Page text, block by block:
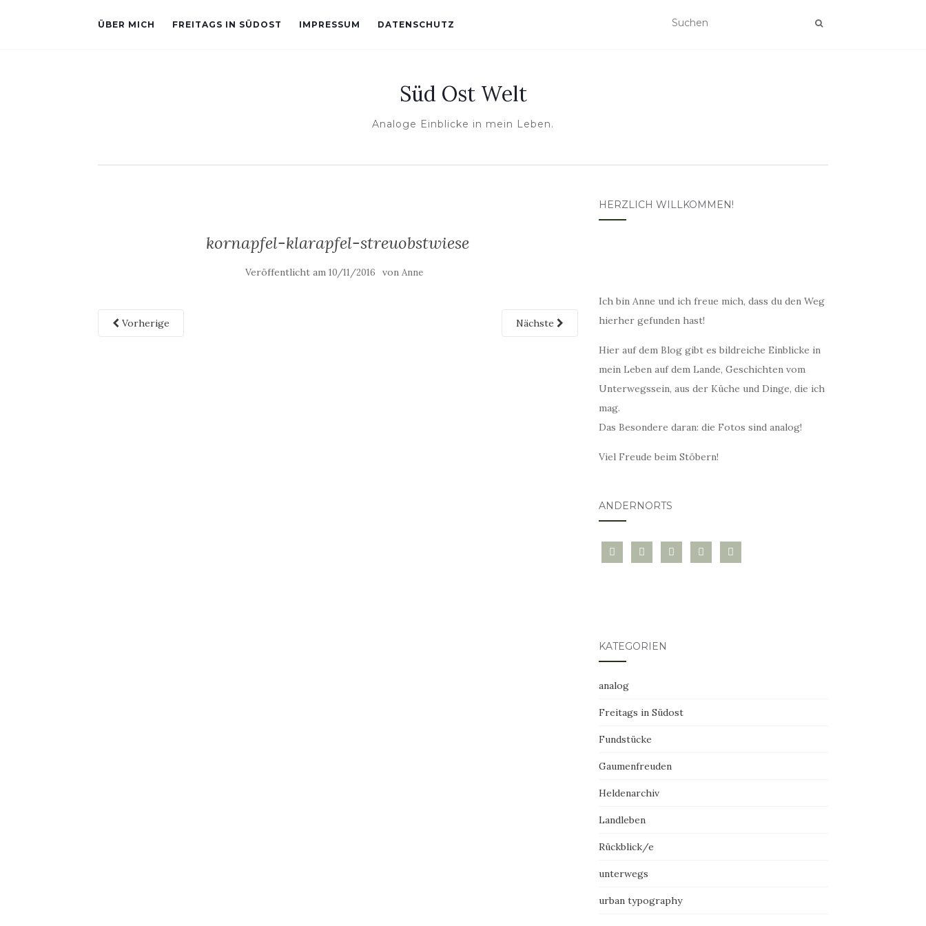
ÜBER MICH FREITAGS IN SÜDOST IMPRESSUM DATENSCHUTZ
Süd Ost Welt
Analoge Einblicke in mein Leben.
kornapfel-klarapfel-streuobstwiese
Veröffentlicht am10/11/2016 vonAnne
Vorherige Nächste
HERZLICH WILLKOMMEN!
Ich bin Anne und ich freue mich, dass du den Weg
hierher gefunden hast!
Hier auf dem Blog gibt es bildreiche Einblicke in
mein Leben auf dem Lande, Geschichten vom
Unterwegssein, aus der Küche und Dinge, die ich
mag.
Das Besondere daran: die Fotos sind analog!
Viel Freude beim Stöbern!
ANDERNORTS
bloglovininstagramtwitter pinterest
mail
KATEGORIEN
analog
Freitags in Südost
Fundstücke
Gaumenfreuden
Heldenarchiv
Landleben
Rückblick/e
unterwegs
urban typography